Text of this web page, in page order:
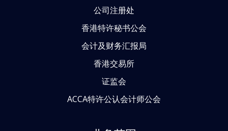
公司注册处
香港特许秘书公会
会计及财务汇报局
香港交易所
证监会
ACCA特许公认会计师公会